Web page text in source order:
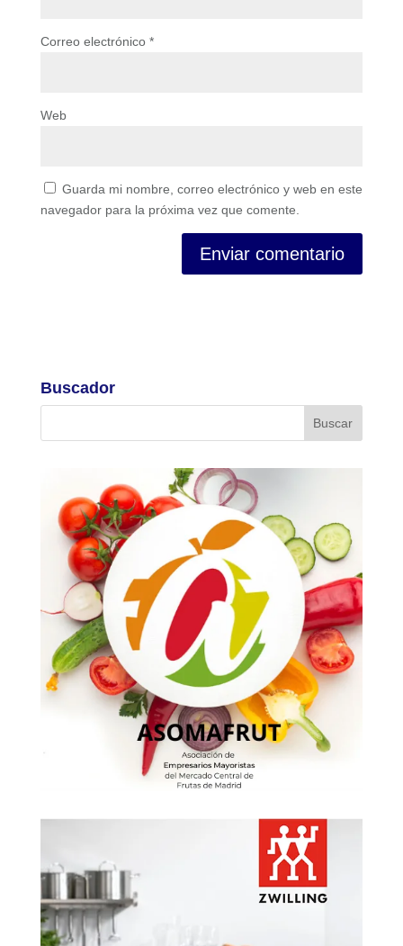
Correo electrónico *
Web
Guarda mi nombre, correo electrónico y web en este
navegador para la próxima vez que comente.
Buscador